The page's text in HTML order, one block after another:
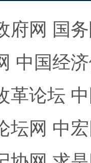
府网 国
中国经
革论坛
坛网 中